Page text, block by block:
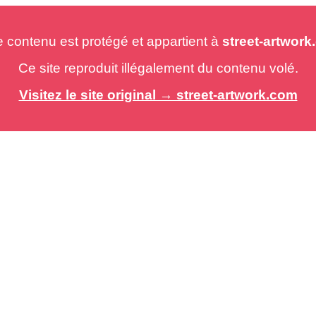
est protégé et appartient à street-
Ce site reproduit illégalement du contenu volé.
Visitez le site original → street-artwork.com